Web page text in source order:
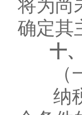
确定其
十、
（一
纳税